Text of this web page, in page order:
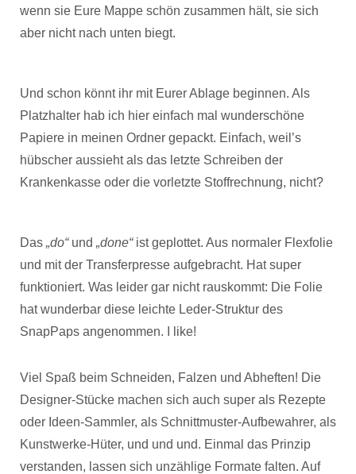
wenn sie Eure Mappe schön zusammen hält, sie sich
aber nicht nach unten biegt.
Und schon könnt ihr mit Eurer Ablage beginnen. Als
Platzhalter hab ich hier einfach mal wunderschöne
Papiere in meinen Ordner gepackt. Einfach, weil’s
hübscher aussieht als das letzte Schreiben der
Krankenkasse oder die vorletzte Stoffrechnung, nicht?
Das „do“ und „done“ist geplottet. Aus normaler Flexfolie
und mit der Transferpresse aufgebracht. Hat super
funktioniert. Was leider gar nicht rauskommt: Die Folie
hat wunderbar diese leichte Leder-Struktur des
SnapPaps angenommen. I like!
Viel Spaß beim Schneiden, Falzen und Abheften! Die
Designer-Stücke machen sich auch super als Rezepte
oder Ideen-Sammler, als Schnittmuster-Aufbewahrer, als
Kunstwerke-Hüter, und und und. Einmal das Prinzip
verstanden, lassen sich unzählige Formate falten. Auf